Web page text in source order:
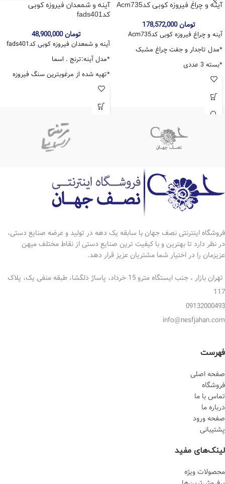
آینه و چراغ فیروزه کوبی کدAcm735
تومان178,572,000
آینه و چراغ فیروزه کوبی کدAcm735
*مدل تاجدار و جفت چراغ مشبک
*بسته 3 عددی
*سنگ برجسته
*تهیه شده از مرغوبترین نوع فیروزه
* پایه و تاج آینه قلمزنی طرح چهره
*جفت چراغ قلمزنی مشبک سنگ
*طول آینه:47سانتی متر
*ارتفاع چراغ تک:51 سانتی متر
عرض چراغ تک:12 سانتی متر
آینه و شمعدان فیروزه کوبی
کدfads401
تومان48,900,000
آینه و شمعدان فیروزه کوبی کدfads401
*مدل آینه:ترنج . اسما
*تهیه شده از مرغوبترین سنگ فیروزه
نیشابور
*ارتفاع شمعدان :16.5سانتی متر
*عرض شمعدان :7 سانتی متر
*دارای ضمانتنامه 10 ساله
فروشگاه اینترنتی نصف جهان با سابقه یک دهه در تولید و عرضه صنایع دستی،
در نظر دارد تا بهترین و با کیفیت ترین صنایع دستی از نقاط مختلف میهن
عزیزمان را در اختیار شما مشتریان عزیز قرار دهد.
تهران بازار ، جنب ایستگاه مترو 15 خرداد، پاساژ دلگشا، طبقه منفی یک، پلاک
117
09132000493
info@nesfjahan.com
فهرست
صفحه اصلی
فروشگاه
تماس با ما
درباره ما
صفحه ورود
پشتیبانی
لینک‌های مفید
محصولات ویژه